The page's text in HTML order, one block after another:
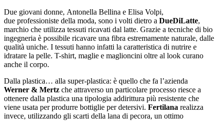
Due giovani donne, Antonella Bellina e Elisa Volpi,
due professioniste della moda, sono i volti dietro a DueDiLatte,
marchio che utilizza tessuti ricavati dal latte. Grazie a tecniche di bio
ingegneria è possibile ricavare una fibra estremamente naturale, dalle
qualità uniche. I tessuti hanno infatti la caratteristica di nutrire e
idratare la pelle. T-shirt, maglie e maglioncini oltre al look curano
anche il corpo.
Dalla plastica… alla super-plastica: è quello che fa l’azienda
Werner & Mertz che attraverso un particolare processo riesce a
ottenere dalla plastica una tipologia addirittura più resistente che
viene usata per produrre bottiglie per detersivi. Fertilana realizza
invece, utilizzando gli scarti della lana di pecora, un ottimo